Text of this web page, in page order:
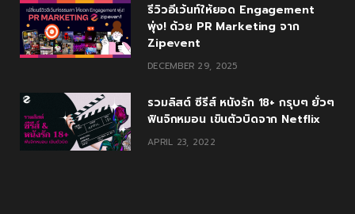
รีวิวอีเว้นท์ให้ยอด Engagement
พุ่ง! ด้วย PR Marketing จาก
Zipevent
DECEMBER 29, 2025
รวมลิสต์ ซีรีส์ หนังรัก 18+ กรุบๆ ยั่วๆ
ฟินจิกหมอน เขินตัวบิดจาก Netflix
APRIL 23, 2022